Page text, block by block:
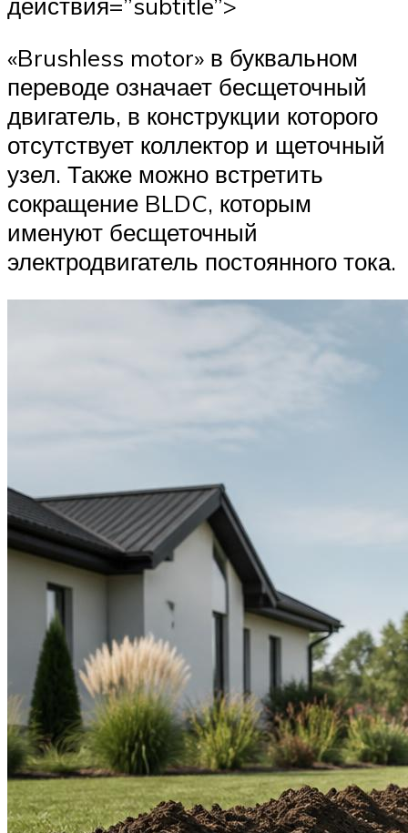
«Brushless motor» в буквальном
переводе означает бесщеточный
двигатель, в конструкции которого
отсутствует коллектор и щеточный
узел. Также можно встретить
сокращение BLDC, которым
именуют бесщеточный
электродвигатель постоянного тока.